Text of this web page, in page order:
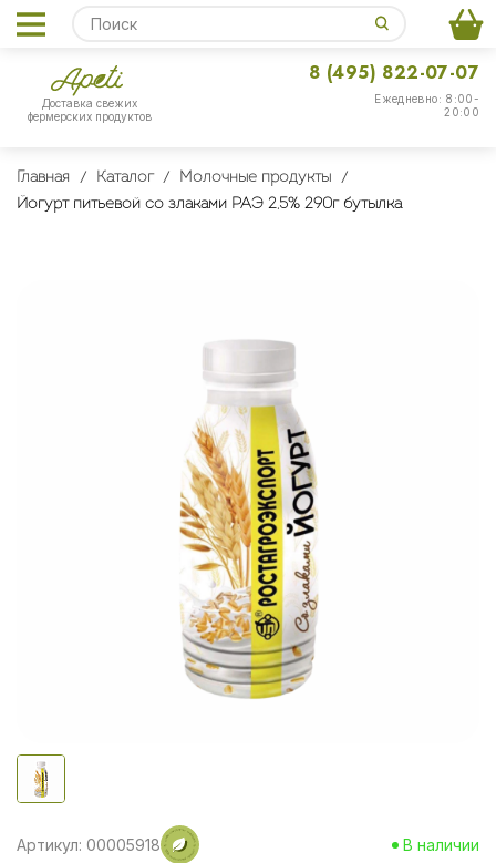
Доставка свежих
фермерских продуктов
Ежедневно: 8:00-
20:00
8 (495) 822-07-07
Главная Каталог
Молочные продукты
Йогурт питьевой со злаками РАЭ 2,5% 290г бутылка
Артикул: 00005918 В наличии